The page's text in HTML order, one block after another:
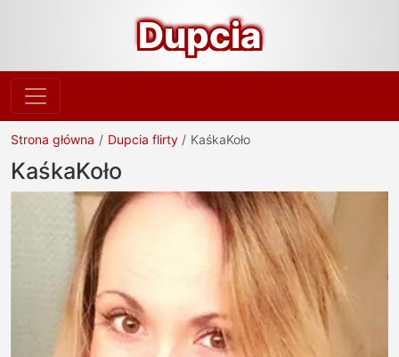
Dupcia
Strona główna Dupcia flirty KaśkaKoło
KaśkaKoło